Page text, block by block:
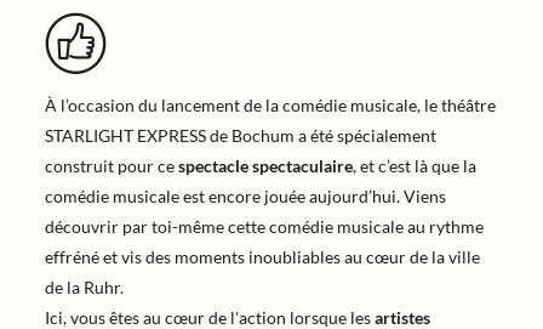
À l’occasion du lancement de la comédie musicale, le théâtre
STARLIGHT EXPRESS de Bochum a été spécialement
construit pour cespectacle spectaculaire, et c’est là que la
comédie musicale est encore jouée aujourd’hui. Viens
découvrir par toi-même cette comédie musicale au rythme
effréné et vis des moments inoubliables au cœur de la ville
de la Ruhr.
Ici, vous êtes au cœur de l'action lorsque lesartistes